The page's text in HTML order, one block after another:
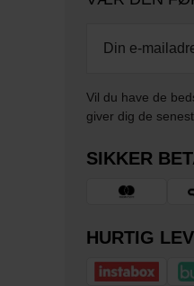
Vil du have de
giver dig de
SIKKER
HURTIG